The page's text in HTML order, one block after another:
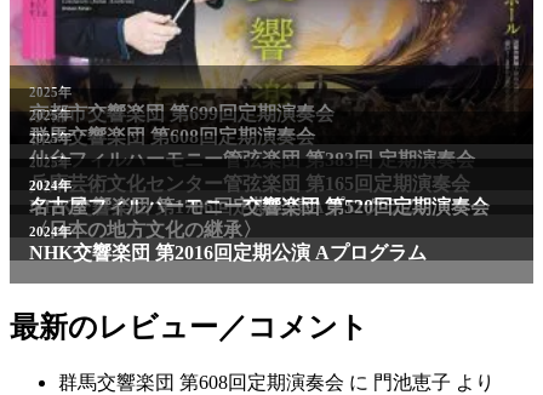
2025年
京都市交響楽団 第699回定期演奏会
2025年
群馬交響楽団 第608回定期演奏会
2025年
仙台フィルハーモニー管弦楽団 第383回 定期演奏会
2025年
兵庫芸術文化センター管弦楽団 第165回定期演奏会
2011年
NHK交響楽団 第1706回定期公演Aプログラム
2024年
名古屋フィルハーモニー交響楽団 第520回定期演奏会
〈日本の地方文化の継承〉
2024年
NHK交響楽団 第2016回定期公演 Aプログラム
最新のレビュー／コメント
群馬交響楽団 第608回定期演奏会 に 門池恵子 より